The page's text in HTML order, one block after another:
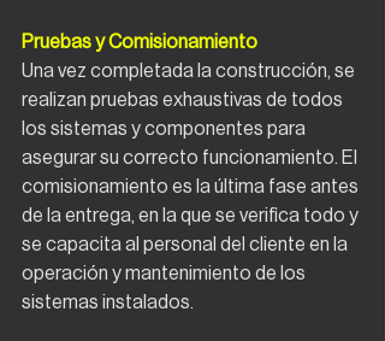
Pruebas y Comisionamiento
Una vez completada la construcción, se
realizan pruebas exhaustivas de todos
los sistemas y componentes para
asegurar su correcto funcionamiento. El
comisionamiento es la última fase antes
de la entrega, en la que se verifica todo y
se capacita al personal del cliente en la
operación y mantenimiento de los
sistemas instalados.